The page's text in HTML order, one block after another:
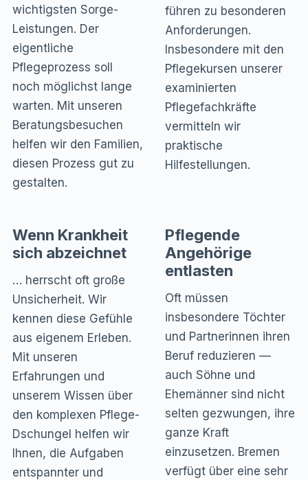
wichtigsten Sorge-
Leistungen. Der
eigentliche
Pflegeprozess soll
noch möglichst lange
warten. Mit unseren
Beratungsbesuchen
helfen wir den Familien,
diesen Prozess gut zu
gestalten.
führen zu besonderen
Anforderungen.
Insbesondere mit den
Pflegekursen unserer
examinierten
Pflegefachkräfte
vermitteln wir
praktische
Hilfestellungen.
Wenn Krankheit
sich abzeichnet
… herrscht oft große
Unsicherheit. Wir
kennen diese Gefühle
aus eigenem Erleben.
Mit unseren
Erfahrungen und
unserem Wissen über
den komplexen Pflege-
Dschungel helfen wir
Ihnen, die Aufgaben
entspannter und
Pflegende
Angehörige
entlasten
Oft müssen
insbesondere Töchter
und Partnerinnen ihren
Beruf reduzieren —
auch Söhne und
Ehemänner sind nicht
selten gezwungen, ihre
ganze Kraft
einzusetzen. Bremen
verfügt über eine sehr